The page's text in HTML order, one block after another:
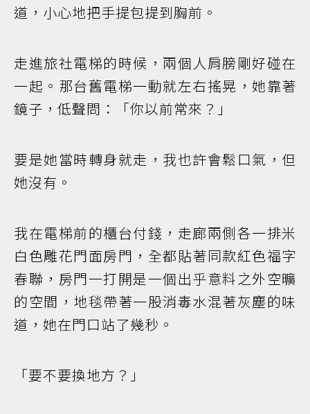
道，小心地把手提包提到胸前。
走進旅社電梯的時候，兩個人肩膀剛好碰在
一起。那台舊電梯一動就左右搖晃，她靠著
鏡子，低聲問：「你以前常來？」
要是她當時轉身就走，我也許會鬆口氣，但
她沒有。
我在電梯前的櫃台付錢，走廊兩側各一排米
白色雕花門面房門，全都貼著同款紅色福字
春聯，房門一打開是一個出乎意料之外空曠
的空間，地毯帶著一股消毒水混著灰塵的味
道，她在門口站了幾秒。
「要不要換地方？」